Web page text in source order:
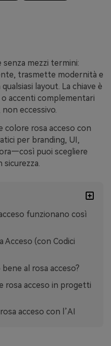
senza mezzi termini:
trasmette modernità e
layout. La chiave è
accenti complementari
eccessivo.
colore rosa acceso con
per branding, UI,
puoi scegliere
funzionano così
Acceso (con Codici
al rosa acceso?
rosa acceso in progetti
acceso con l’AI